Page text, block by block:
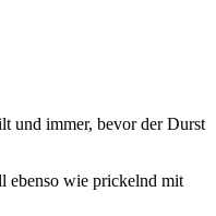
und immer, bevor der Durst
ebenso wie prickelnd mit